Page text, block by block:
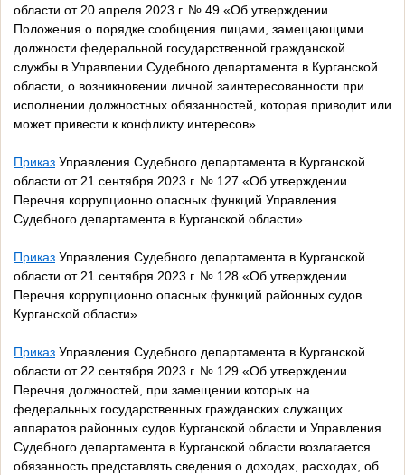
области от 20 апреля 2023 г. № 49 «Об утверждении
Положения о порядке сообщения лицами, замещающими
должности федеральной государственной гражданской
службы в Управлении Судебного департамента в Курганской
области, о возникновении личной заинтересованности при
исполнении должностных обязанностей, которая приводит или
может привести к конфликту интересов»
Приказ Управления Судебного департамента в Курганской
области от 21 сентября 2023 г. № 127 «Об утверждении
Перечня коррупционно опасных функций Управления
Судебного департамента в Курганской области»
Приказ Управления Судебного департамента в Курганской
области от 21 сентября 2023 г. № 128 «Об утверждении
Перечня коррупционно опасных функций районных судов
Курганской области»
Приказ Управления Судебного департамента в Курганской
области от 22 сентября 2023 г. № 129 «Об утверждении
Перечня должностей, при замещении которых на
федеральных государственных гражданских служащих
аппаратов районных судов Курганской области и Управления
Судебного департамента в Курганской области возлагается
обязанность представлять сведения о доходах, расходах, об